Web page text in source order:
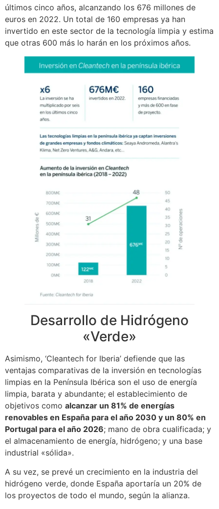
últimos cinco años, alcanzando los 676 millones de
euros en 2022. Un total de 160 empresas ya han
invertido en este sector de la tecnología limpia y estima
que otras 600 más lo harán en los próximos años.
Desarrollo de Hidrógeno
«Verde»
Asimismo, ‘Cleantech for Iberia’ defiende que las
ventajas comparativas de la inversión en tecnologías
limpias en la Península Ibérica son el uso de energía
limpia, barata y abundante; el establecimiento de
objetivos como alcanzar un 81% de energías
renovables en España para el año 2030 y un 80% en
Portugal para el año 2026; mano de obra cualificada; y
el almacenamiento de energía, hidrógeno; y una base
industrial «sólida».
A su vez, se prevé un crecimiento en la industria del
hidrógeno verde, donde España aportaría un 20% de
los proyectos de todo el mundo, según la alianza.